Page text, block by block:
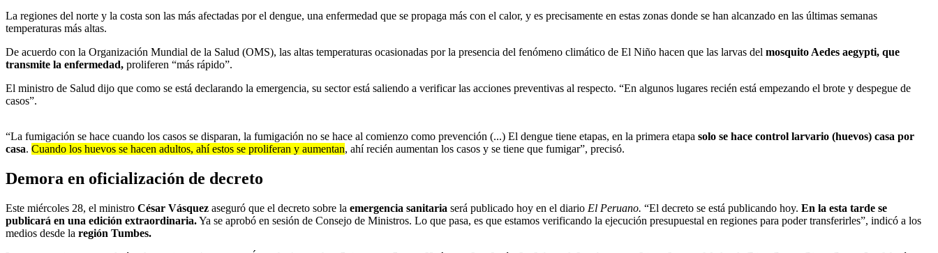
La regiones del norte y la costa son las más afectadas por el dengue, una enfermedad que se propaga más con el calor, y es precisamente en estas zonas donde se han alcanzado en las últimas semanas
temperaturas más altas.
De acuerdo con la Organización Mundial de la Salud (OMS), las altas temperaturas ocasionadas por la presencia del fenómeno climático de El Niño hacen que las larvas del mosquito Aedes aegypti, que
transmite la enfermedad, proliferen “más rápido”.
El ministro de Salud dijo que como se está declarando la emergencia, su sector está saliendo a verificar las acciones preventivas al respecto. “En algunos lugares recién está empezando el brote y despegue de
casos”.
“La fumigación se hace cuando los casos se disparan, la fumigación no se hace al comienzo como prevención (...) El dengue tiene etapas, en la primera etapa solo se hace control larvario (huevos) casa por
casa. Cuando los huevos se hacen adultos, ahí estos se proliferan y aumentan, ahí recién aumentan los casos y se tiene que fumigar”, precisó.
Demora en oficialización de decreto
Este miércoles 28, el ministro César Vásquez aseguró que el decreto sobre la emergencia sanitaria será publicado hoy en el diario El Peruano. “El decreto se está publicando hoy. En la esta tarde se
publicará en una edición extraordinaria.Ya se aprobó en sesión de Consejo de Ministros. Lo que pasa, es que estamos verificando la ejecución presupuestal en regiones para poder transferirles”, indicó a los
medios desde la región Tumbes.